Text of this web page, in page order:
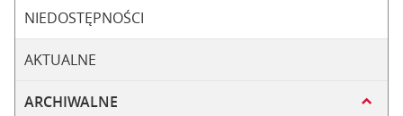
NIEDOSTĘPNOŚCI
AKTUALNE
ARCHIWALNE